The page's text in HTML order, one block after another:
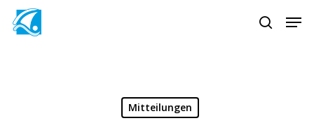
Skip
search
Mitteilungen